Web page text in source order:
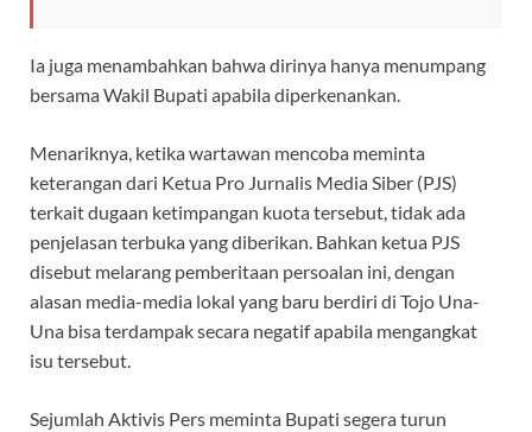
Ia juga menambahkan bahwa dirinya hanya menumpang
bersama Wakil Bupati apabila diperkenankan.
Menariknya, ketika wartawan mencoba meminta
keterangan dari Ketua Pro Jurnalis Media Siber (PJS)
terkait dugaan ketimpangan kuota tersebut, tidak ada
penjelasan terbuka yang diberikan. Bahkan ketua PJS
disebut melarang pemberitaan persoalan ini, dengan
alasan media-media lokal yang baru berdiri di Tojo Una-
Una bisa terdampak secara negatif apabila mengangkat
isu tersebut.
Sejumlah Aktivis Pers meminta Bupati segera turun